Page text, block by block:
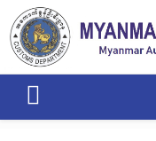
Skip to main content